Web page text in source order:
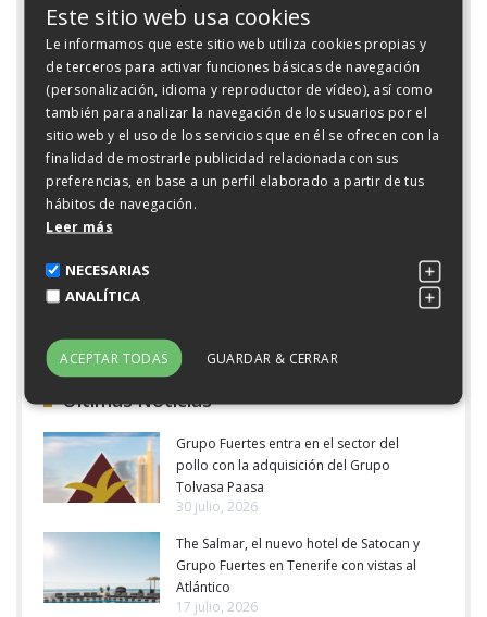
integra a los más reputados concursos a nivel mundial.
Además de estar reconocido por la Organización
Internacional de la Viña y el Vino (OIV) y el Ministerio
de Agricultura, Alimentación y Medio Ambiente
(MAGRAMA) de España. Tres organismos de prestigio
que confirman a Bacchus como referente mundial.
Los continuos reconocimientos conseguidos por los
productos de Bodegas Luzón corroboran el esfuerzo
realizado por la empresa para conquistar el gusto de los
consumidores. Esta compañía es una de las mayores
Protegida (DOP) Jumilla y sus vinos se están
posicionando en el mercado por su esmerada
Últimas Noticias
Grupo Fuertes entra en el sector del
pollo con la adquisición del Grupo
Tolvasa Paasa
30 julio, 2026
The Salmar, el nuevo hotel de Satocan y
Grupo Fuertes en Tenerife con vistas al
Atlántico
17 julio, 2026
Este sitio web usa cookies
Le informamos que este sitio web utiliza cookies propias y
de terceros para activar funciones básicas de navegación
(personalización, idioma y reproductor de vídeo), así como
también para analizar la navegación de los usuarios por el
sitio web y el uso de los servicios que en él se ofrecen con la
finalidad de mostrarle publicidad relacionada con sus
preferencias, en base a un perfil elaborado a partir de tus
hábitos de navegación.
Leer más
NECESARIAS
ANALÍTICA
ACEPTAR TODAS GUARDAR & CERRAR